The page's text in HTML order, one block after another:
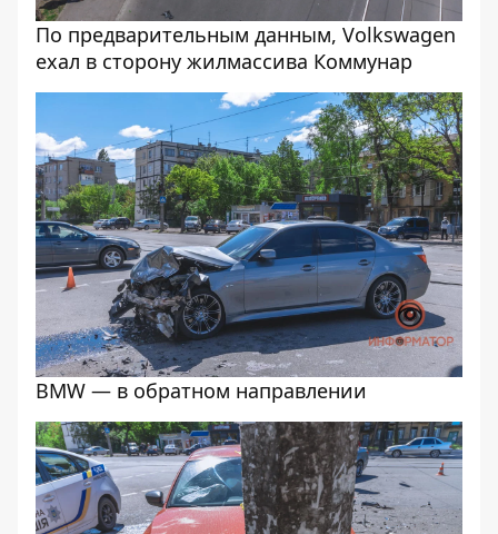
По предварительным данным, Volkswagen
ехал в сторону жилмассива Коммунар
BMW — в обратном направлении